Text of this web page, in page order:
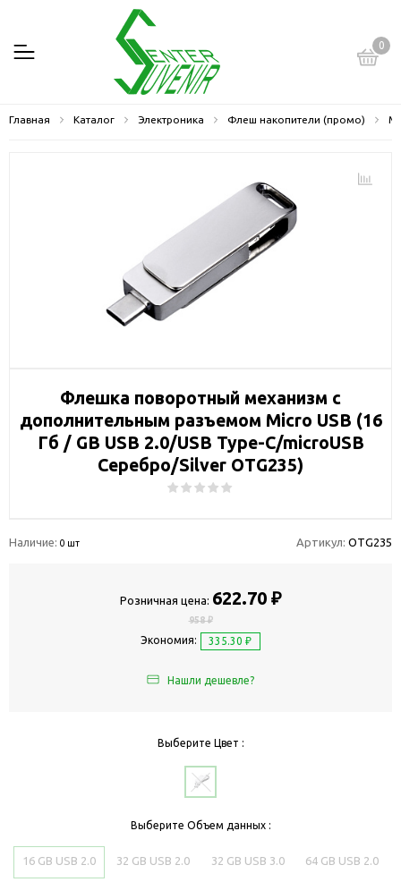
0
Главная Каталог Электроника Флеш накопители (промо)
Флешка поворотный механизм c
дополнительным разъемом Micro USB (16
Гб / GB USB 2.0/USB Type-C/microUSB
Серебро/Silver OTG235)
Наличие: 0 шт Артикул: OTG235
Розничная цена: 622.70 ₽
958 ₽
Экономия: 335.30 ₽
Нашли дешевле?
Выберите Цвет :
Выберите Объем данных :
16 GB USB 2.0 32 GB USB 2.0 32 GB USB 3.0 64 GB USB 2.0